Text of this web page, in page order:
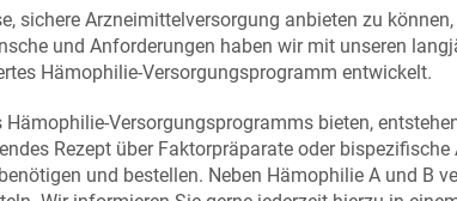
sichere Arzneimittelversorgung anbieten zu
und Anforderungen haben wir mit unseren
Hämophilie-Versorgungsprogramm entwickelt.
Versorgungsprogramms bieten,
Rezept über Faktorpräparate oder
und bestellen. Neben Hämophilie A und B